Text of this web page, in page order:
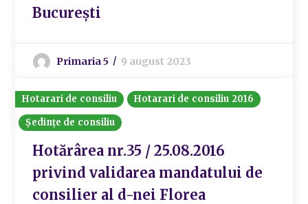
București
Primaria 5 9 august 2023
Hotarari de consiliu
Hotarari de consiliu 2016
Ședințe de consiliu
Hotărârea nr.35 / 25.08.2016
privind validarea mandatului de
consilier al d-nei Florea